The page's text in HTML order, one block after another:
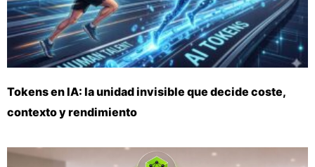
Tokens en IA: la unidad invisible que decide coste,
contexto y rendimiento